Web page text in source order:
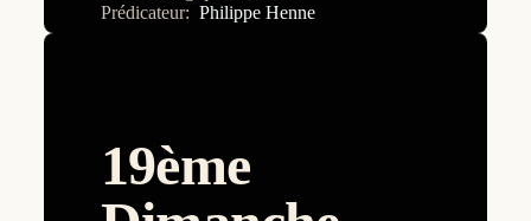
28ème dimanche
29ème dimanche
Prédicateur: Philippe Henne
19ème